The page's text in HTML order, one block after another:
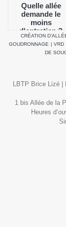
Quelle allée
demande le
moins
d'entretien ?
CRÉATION
GOUDRONNAGE | VRD
DE
LBTP Brice Lizé |
1 bis Allée de la
Heures